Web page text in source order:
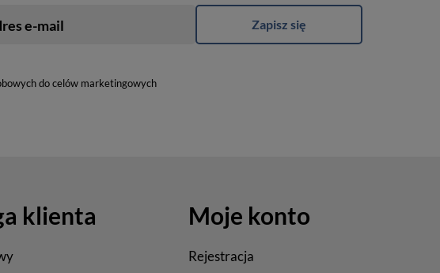
e-mail Zapisz się
do celów marketingowych
klienta Moje konto
Rejestracja